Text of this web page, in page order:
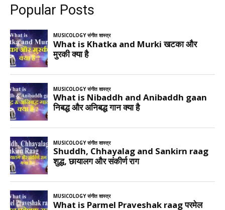
Popular Posts